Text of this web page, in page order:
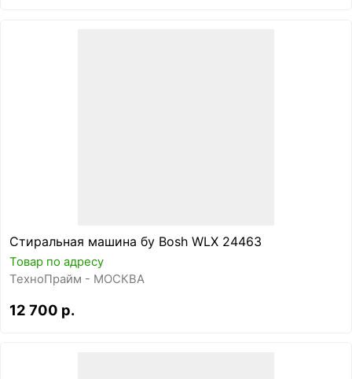
Стиральная машина бу Bosh WLX 24463
Товар по адресу
ТехноПрайм - МОСКВА
12 700 р.